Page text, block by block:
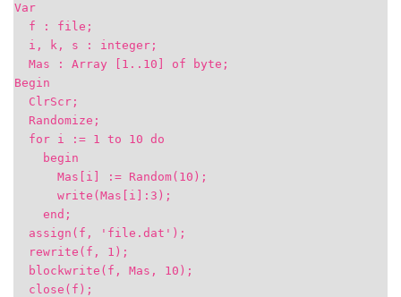
Var
f : file;
i, k, s : integer;
Mas : Array [1..10] of byte;
Begin
ClrScr;
Randomize;
for i := 1 to 10 do
begin
Mas[i] := Random(10);
write(Mas[i]:3);
end;
assign(f, 'file.dat');
rewrite(f, 1);
blockwrite(f, Mas, 10);
close(f);